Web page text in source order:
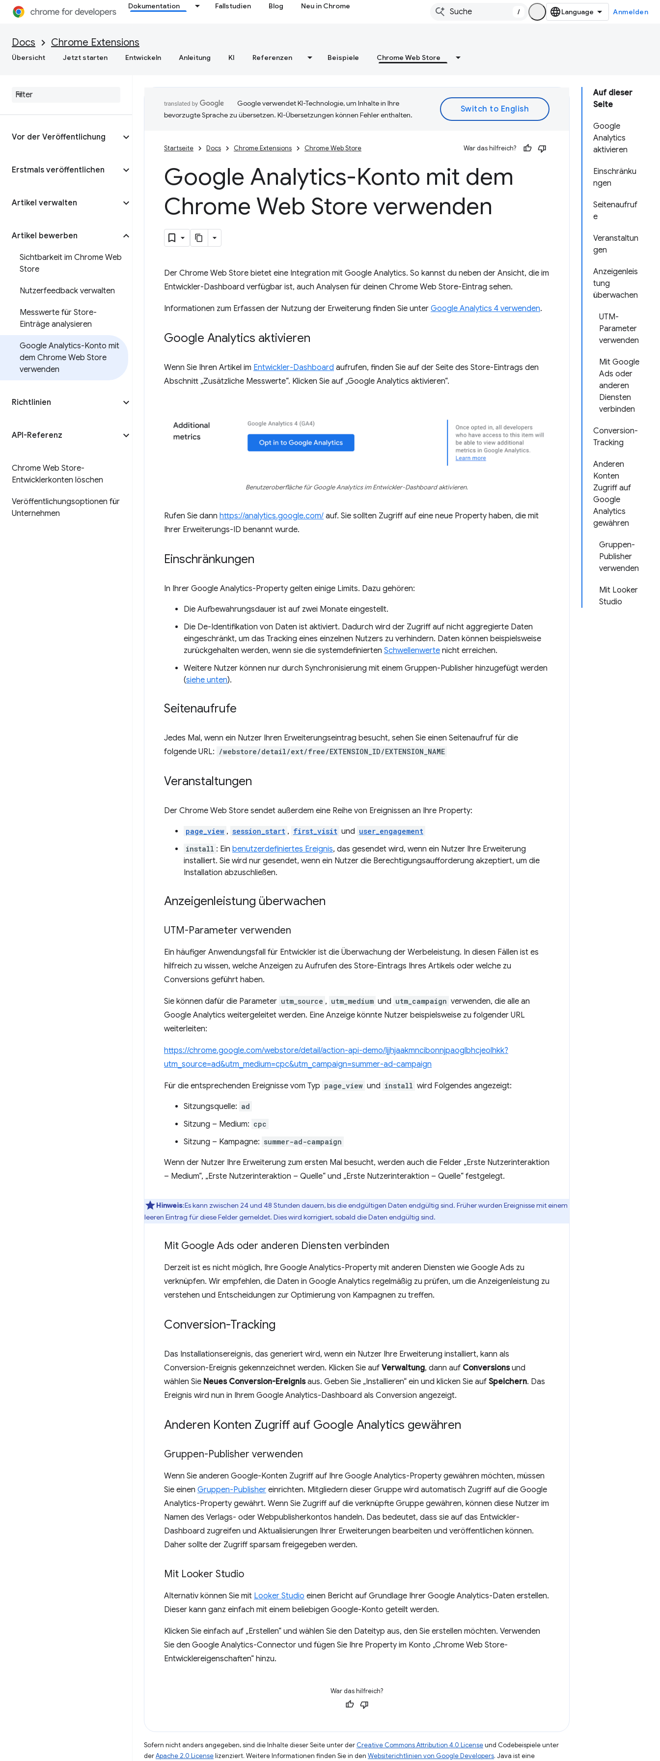
Dokumentation Fallstudien Blog Neu in Chrome
/ Anmelden
Docs Chrome Extensions
Übersicht Jetzt starten Entwickeln Anleitung KI Referenzen Beispiele Chrome Web Store
Vor der Veröffentlichung
Erstmals veröffentlichen
Artikel verwalten
Artikel bewerben
Sichtbarkeit im Chrome Web
Store
Nutzerfeedback verwalten
Messwerte für Store-
Einträge analysieren
Google Analytics-Konto mit
dem Chrome Web Store
verwenden
Richtlinien
API-Referenz
Chrome Web Store-
Entwicklerkonten löschen
Veröffentlichungsoptionen für
Unternehmen
Auf dieser
Seite
Google
Analytics
aktivieren
Einschränku
ngen
Seitenaufruf
e
Veranstaltun
gen
Anzeigenleis
tung
überwachen
UTM-
Parameter
verwenden
Mit Google
Ads oder
anderen
Diensten
verbinden
Conversion-
Tracking
Anderen
Konten
Zugriff auf
Google
Analytics
gewähren
Gruppen-
Publisher
verwenden
Mit Looker
Studio
Google verwendet KI-Technologie, um Inhalte in Ihre
bevorzugte Sprache zu übersetzen. KI-Übersetzungen können Fehler enthalten.
Startseite Docs Chrome Extensions Chrome Web Store War das hilfreich?
Google Analytics-Konto mit dem
Chrome Web Store verwenden
Der Chrome Web Store bietet eine Integration mit Google Analytics. So kannst du neben der Ansicht, die im
Entwickler-Dashboard verfügbar ist, auch Analysen für deinen Chrome Web Store-Eintrag sehen.
Informationen zum Erfassen der Nutzung der Erweiterung finden Sie unter Google Analytics 4 verwenden.
Google Analytics aktivieren
Wenn Sie Ihren Artikel im Entwickler-Dashboard aufrufen, finden Sie auf der Seite des Store-Eintrags den
Abschnitt „Zusätzliche Messwerte“. Klicken Sie auf „Google Analytics aktivieren“.
Benutzeroberfläche für Google Analytics im Entwickler-Dashboard aktivieren.
Rufen Sie dann https://analytics.google.com/ auf. Sie sollten Zugriff auf eine neue Property haben, die mit
Ihrer Erweiterungs-ID benannt wurde.
Einschränkungen
In Ihrer Google Analytics-Property gelten einige Limits. Dazu gehören:
Die Aufbewahrungsdauer ist auf zwei Monate eingestellt.
Die De-Identifikation von Daten ist aktiviert. Dadurch wird der Zugriff auf nicht aggregierte Daten
eingeschränkt, um das Tracking eines einzelnen Nutzers zu verhindern. Daten können beispielsweise
zurückgehalten werden, wenn sie die systemdefinierten Schwellenwerte nicht erreichen.
Weitere Nutzer können nur durch Synchronisierung mit einem Gruppen-Publisher hinzugefügt werden
(siehe unten).
Seitenaufrufe
Jedes Mal, wenn ein Nutzer Ihren Erweiterungseintrag besucht, sehen Sie einen Seitenaufruf für die
folgende URL: /webstore/detail/ext/free/EXTENSION_ID/EXTENSION_NAME
Veranstaltungen
Der Chrome Web Store sendet außerdem eine Reihe von Ereignissen an Ihre Property:
page_view , session_start , first_visit und user_engagement
install : Ein benutzerdefiniertes Ereignis, das gesendet wird, wenn ein Nutzer Ihre Erweiterung
installiert. Sie wird nur gesendet, wenn ein Nutzer die Berechtigungsaufforderung akzeptiert, um die
Installation abzuschließen.
Anzeigenleistung überwachen
UTM-Parameter verwenden
Ein häufiger Anwendungsfall für Entwickler ist die Überwachung der Werbeleistung. In diesen Fällen ist es
hilfreich zu wissen, welche Anzeigen zu Aufrufen des Store-Eintrags Ihres Artikels oder welche zu
Conversions geführt haben.
Sie können dafür die Parameter utm_source , utm_medium und utm_campaign verwenden, die alle an
Google Analytics weitergeleitet werden. Eine Anzeige könnte Nutzer beispielsweise zu folgender URL
weiterleiten:
https://chrome.google.com/webstore/detail/action-api-demo/ljjhjaakmncibonnjpaoglbhcjeolhkk?
utm_source=ad&utm_medium=cpc&utm_campaign=summer-ad-campaign
Für die entsprechenden Ereignisse vom Typ page_view und install wird Folgendes angezeigt:
Sitzungsquelle: ad
Sitzung – Medium: cpc
Sitzung – Kampagne: summer-ad-campaign
Wenn der Nutzer Ihre Erweiterung zum ersten Mal besucht, werden auch die Felder „Erste Nutzerinteraktion
– Medium“, „Erste Nutzerinteraktion – Quelle“ und „Erste Nutzerinteraktion – Quelle“ festgelegt.
Hinweis:Es kann zwischen 24 und 48 Stunden dauern, bis die endgültigen Daten endgültig sind. Früher wurden Ereignisse mit einem
leeren Eintrag für diese Felder gemeldet. Dies wird korrigiert, sobald die Daten endgültig sind.
Mit Google Ads oder anderen Diensten verbinden
Derzeit ist es nicht möglich, Ihre Google Analytics-Property mit anderen Diensten wie Google Ads zu
verknüpfen. Wir empfehlen, die Daten in Google Analytics regelmäßig zu prüfen, um die Anzeigenleistung zu
verstehen und Entscheidungen zur Optimierung von Kampagnen zu treffen.
Conversion-Tracking
Das Installationsereignis, das generiert wird, wenn ein Nutzer Ihre Erweiterung installiert, kann als
Conversion-Ereignis gekennzeichnet werden. Klicken Sie auf Verwaltung, dann auf Conversionsund
wählen Sie Neues Conversion-Ereignisaus. Geben Sie „Installieren“ ein und klicken Sie auf Speichern. Das
Ereignis wird nun in Ihrem Google Analytics-Dashboard als Conversion angezeigt.
Anderen Konten Zugriff auf Google Analytics gewähren
Gruppen-Publisher verwenden
Wenn Sie anderen Google-Konten Zugriff auf Ihre Google Analytics-Property gewähren möchten, müssen
Sie einen Gruppen-Publisher einrichten. Mitgliedern dieser Gruppe wird automatisch Zugriff auf die Google
Analytics-Property gewährt. Wenn Sie Zugriff auf die verknüpfte Gruppe gewähren, können diese Nutzer im
Namen des Verlags- oder Webpublisherkontos handeln. Das bedeutet, dass sie auf das Entwickler-
Dashboard zugreifen und Aktualisierungen Ihrer Erweiterungen bearbeiten und veröffentlichen können.
Daher sollte der Zugriff sparsam freigegeben werden.
Mit Looker Studio
Alternativ können Sie mit Looker Studio einen Bericht auf Grundlage Ihrer Google Analytics-Daten erstellen.
Dieser kann ganz einfach mit einem beliebigen Google-Konto geteilt werden.
Klicken Sie einfach auf „Erstellen“ und wählen Sie den Dateityp aus, den Sie erstellen möchten. Verwenden
Sie den Google Analytics-Connector und fügen Sie Ihre Property im Konto „Chrome Web Store-
Entwicklereigenschaften“ hinzu.
War das hilfreich?
Sofern nicht anders angegeben, sind die Inhalte dieser Seite unter der Creative Commons Attribution 4.0 Licenseund Codebeispiele unter
derApache 2.0 Licenselizenziert. Weitere Informationen finden Sie in den Websiterichtlinien von Google Developers. Java ist eine